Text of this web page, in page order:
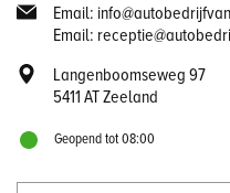
Email:
Email:
Langenboomseweg 97
5411 AT Zeeland
Geopend tot 08:00